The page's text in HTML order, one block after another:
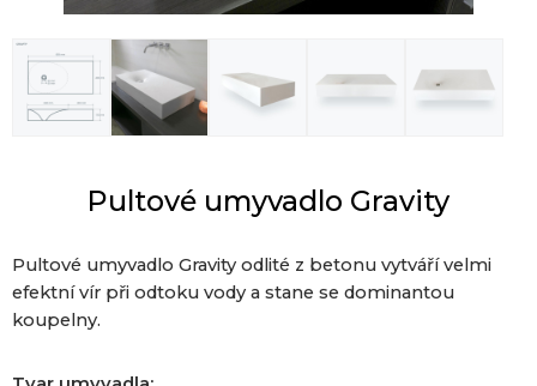
Pultové umyvadlo Gravity
Pultové umyvadlo Gravity odlité z betonu vytváří velmi
efektní vír při odtoku vody a stane se dominantou
koupelny.